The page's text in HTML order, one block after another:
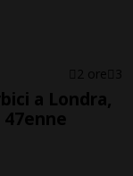
2 ore 3
a Londra,